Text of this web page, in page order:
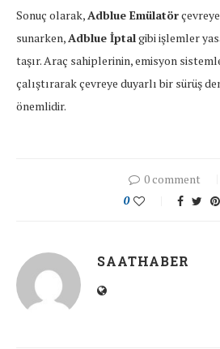
Sonuç olarak,Adblue Emülatör
sunarken,Adblue İptalgibi işlemler
taşır. Araç sahiplerinin, emisyon
çalıştırarak çevreye duyarlı bir sürüş
önemlidir.
0 comment
0
SAATHABER